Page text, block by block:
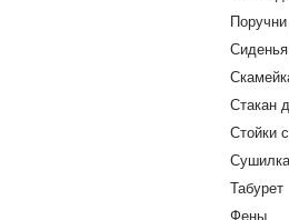
Стакан
Стойки
Табурет
Фены